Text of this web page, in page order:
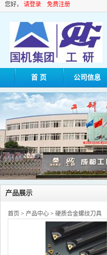
您好， 请登录 免费注册
首 页 公司信息
产品展示
首页 > 产品中心 > 硬质合金螺纹刀具